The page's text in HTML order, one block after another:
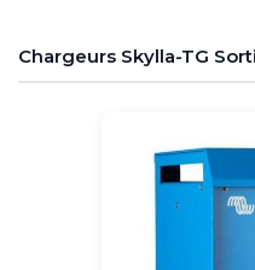
Chargeurs Skylla-TG